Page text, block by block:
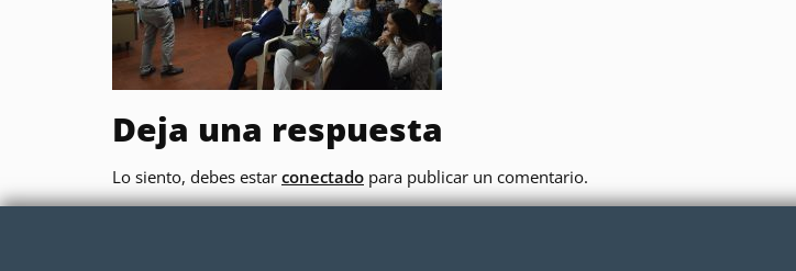
Deja una respuesta
Lo siento, debes estar conectado para publicar un comentario.